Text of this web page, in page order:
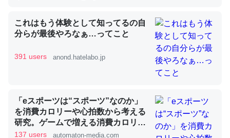
昆虫ってカルシウム少ないのか。知らんかった。調べたら
コオロギのカルシウム分はエビの600分の1程度。
─ニュース :: 【研究発表】昆虫学の大問題＝「昆虫はなぜ海にいな
これはもう体験として知ってるの自
分らが最後やろなぁ…ってこと
391 users anond.hatelabo.jp
「eスポーツは“スポーツ”なのか」
を消費カロリーや心拍数から考える
研究。ゲームで増える消費カロリー
は、1時間で大体ちくわ1本分 -
137 users automaton-media.com